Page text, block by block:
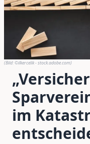
(Bild:©ilkercelik - stock.adobe.com)
im